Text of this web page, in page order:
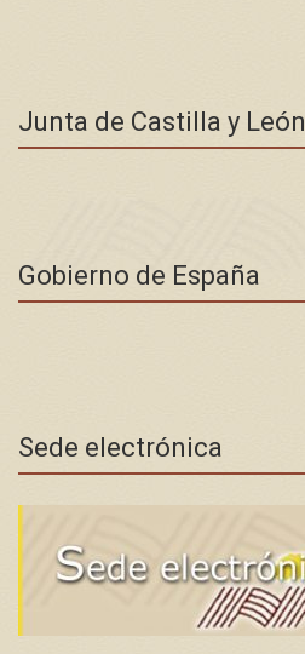
Junta de Castilla y León
Gobierno de España
Sede electrónica